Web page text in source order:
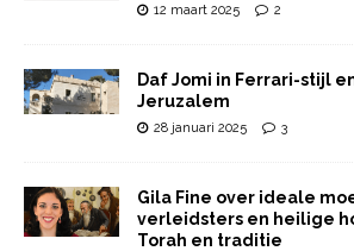
12 maart 2025 2
Daf Jomi in Ferrari-stijl
Jeruzalem
28 januari 2025 3
Gila Fine over ideale
verleidsters en heilige
Torah en traditie